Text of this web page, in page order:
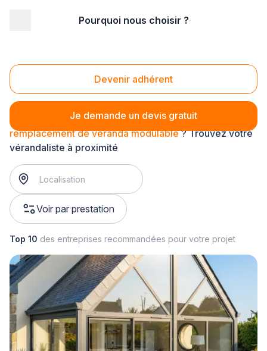
Pourquoi nous choisir ?
Devenir adhérent
Je demande un devis gratuit
Remplacement de véranda modulable
remplacement de véranda modulable? Trouvez votre
vérandaliste à proximité
Voir par prestation
Top 10 des entreprises recommandées pour votre projet